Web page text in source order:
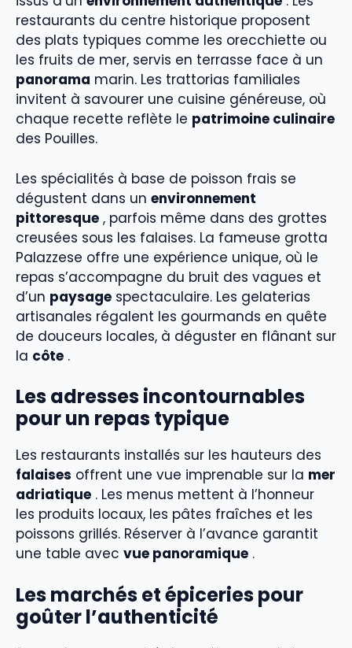
restaurants du centre historique proposent
des plats typiques comme les orecchiette ou
les fruits de mer, servis en terrasse face à un
panorama marin. Les trattorias familiales
invitent à savourer une cuisine généreuse, où
chaque recette reflète le patrimoine culinaire
des Pouilles.
Les spécialités à base de poisson frais se
dégustent dans un environnement
pittoresque , parfois même dans des grottes
creusées sous les falaises. La fameuse grotta
Palazzese offre une expérience unique, où le
repas s’accompagne du bruit des vagues et
d’un paysage spectaculaire. Les gelaterias
artisanales régalent les gourmands en quête
de douceurs locales, à déguster en flânant sur
la côte .
Les adresses incontournables
pour un repas typique
Les restaurants installés sur les hauteurs des
falaises offrent une vue imprenable sur la mer
adriatique . Les menus mettent à l’honneur
les produits locaux, les pâtes fraîches et les
poissons grillés. Réserver à l’avance garantit
une table avec vue panoramique .
Les marchés et épiceries pour
goûter l’authenticité